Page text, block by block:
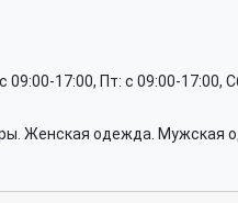
09:00-17:00, Пт: c 09:00-17:00,
Женская одежда. Мужская